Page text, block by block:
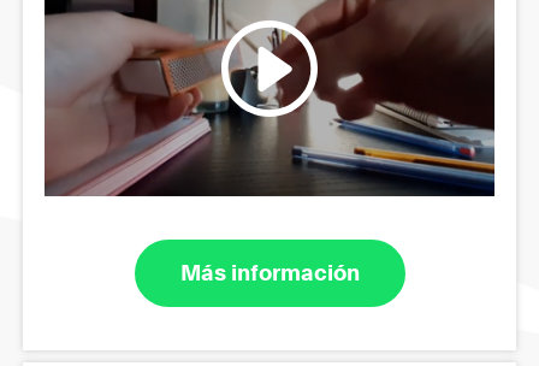
Más información